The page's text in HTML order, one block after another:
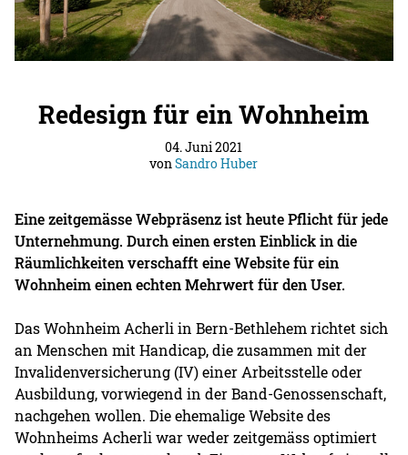
Redesign für ein Wohnheim
04. Juni 2021
vonSandro Huber
Eine zeitgemässe Webpräsenz ist heute Pflicht für jede
Unternehmung. Durch einen ersten Einblick in die
Räumlichkeiten verschafft eine Website für ein
Wohnheim einen echten Mehrwert für den User.
Das Wohnheim Acherli in Bern-Bethlehem richtet sich
an Menschen mit Handicap, die zusammen mit der
Invalidenversicherung (IV) einer Arbeitsstelle oder
Ausbildung, vorwiegend in der Band-Genossenschaft,
nachgehen wollen. Die ehemalige Website des
Wohnheims Acherli war weder zeitgemäss optimiert